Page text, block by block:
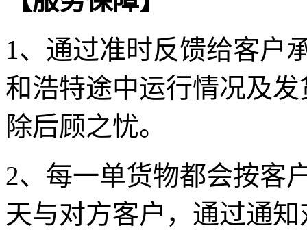
1、通过准时反馈给客户
和浩特途中运行情况及
除后顾之忧。
2、每一单货物都会按客
天与对方客户，通过通